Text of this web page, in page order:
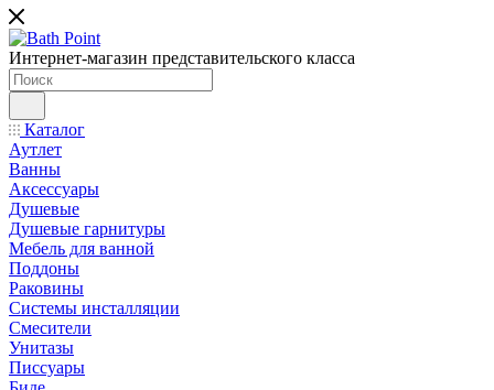
Интернет-магазин представительского класса
Каталог
Аутлет
Ванны
Аксессуары
Душевые
Душевые гарнитуры
Мебель для ванной
Поддоны
Раковины
Системы инсталляции
Смесители
Унитазы
Писсуары